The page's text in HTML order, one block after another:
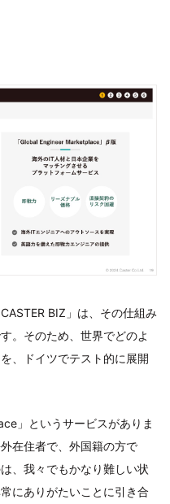
BIZ」は、その仕組み
。そのため、世界でどのよ
、ドイツでテスト的に展開
」というサービスがありま
在住者で、外国籍の方で
、我々でもかなり難しい状
にありがたいことに引き合